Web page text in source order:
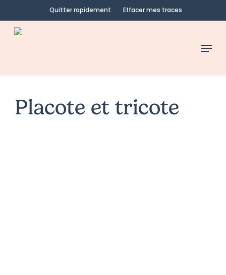
to
main
Quitter rapidement Effacer mes traces
Menu
Placote et tricote